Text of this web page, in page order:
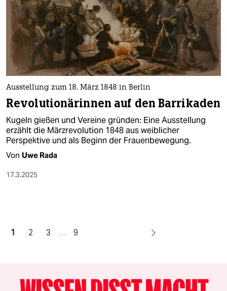
Ausstellung zum 18. März 1848 in Berlin
Revolutionärinnen auf den Barrikaden
Kugeln gießen und Vereine gründen: Eine Ausstellung
erzählt die Märzrevolution 1848 aus weiblicher
Perspektive und als Beginn der Frauenbewegung.
Von Uwe Rada
17.3.2025
1 2 3 … 9